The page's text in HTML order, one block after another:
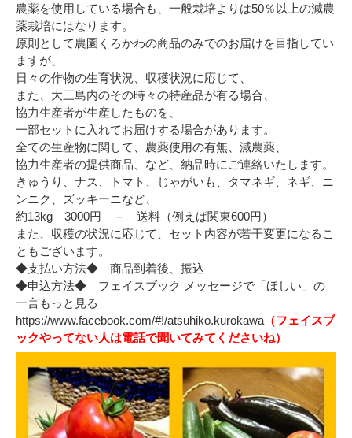
農薬を使用している場合も、一般栽培よりは50％以上の減農
薬栽培にはなります。
原則として農園くろかわの商品のみでのお届けを目指してい
ますが、
日々の作物の生育状況、収穫状況に応じて、
また、大三島内のその時々の特産品が有る場合、
協力生産者が生産したものを、
一部セットに入れてお届けする場合があります。
全ての生産物に関して、農薬使用の有無、減農薬、
協力生産者の提供商品、など、納品時にご連絡いたします。
きゅうり、ナス、トマト、じゃがいも、タマネギ、ネギ、ニ
ンニク、ズッキーニなど、
約13kg 3000円 ＋ 送料（例えば関東600円）
また、収穫の状況に応じて、セット内容が若干変更になるこ
ともございます。
◆支払い方法◆ 商品到着後、振込
◆申込方法◆ フェイスブック メッセージで「ほしい」の
一言もっと見る
https://www.facebook.com/#!/atsuhiko.kurokawa （フェイスブ
ックやってない人は電話で聞いてみてくださいね）